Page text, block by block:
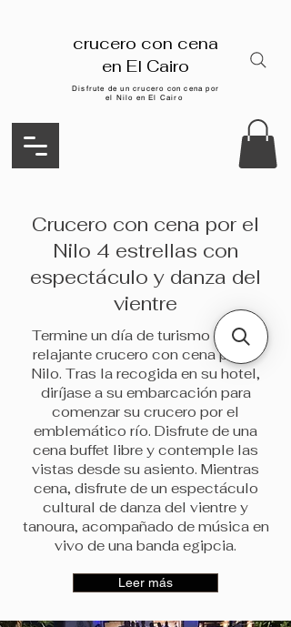
crucero con cena
en El Cairo
Disfrute de un crucero con cena por
el Nilo en El Cairo
Crucero con cena por el
Nilo 4 estrellas con
espectáculo y danza del
vientre
Termine un día de turismo con un
relajante crucero con cena por el
Nilo. Tras la recogida en su hotel,
diríjase a su embarcación para
comenzar su crucero por el
emblemático río. Disfrute de una
cena buffet libre y contemple las
vistas desde su asiento. Mientras
cena, disfrute de un espectáculo
cultural de danza del vientre y
tanoura, acompañado de música en
vivo de una banda egipcia.
Leer más